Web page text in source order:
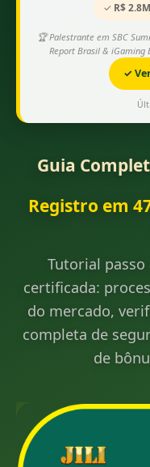
✓ R$
🏆 Palestrante em SBC
Report Brasil & iGaming
✓
Guia
Registro em
Tutorial passo
certificada:
do mercado,
completa de
de